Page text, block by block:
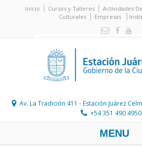
Inicio Cursos y Talleres Actividades
Culturales
Empresas
Av. La Tradición 411 - Estación Juárez
+54 351 490 4950
MENU